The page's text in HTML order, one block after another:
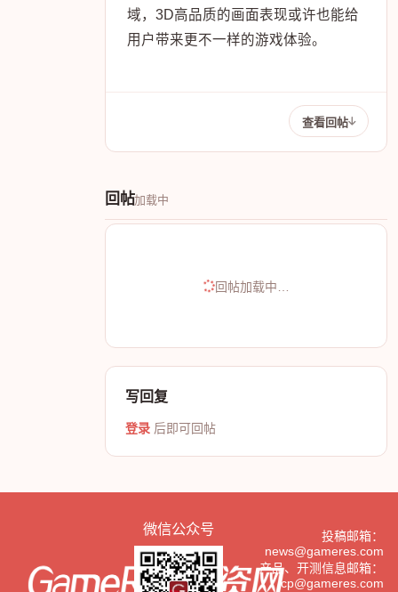
域，3D高品质的画面表现或许也能给
用户带来更不一样的游戏体验。
查看回帖
回帖加载中
回帖加载中…
写回复
登录 后即可回帖
微信公众号
投稿邮箱：
news@gameres.com
产品、开测信息邮箱：
cp@gameres.com